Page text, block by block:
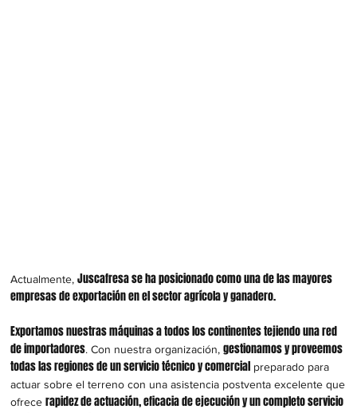
Actualmente,Juscafresa se ha posicionado como una de las mayores
empresas de exportación en el sector agrícola y ganadero.
Exportamos nuestras máquinas a todos los continentes tejiendo una red
de importadores. Con nuestra organización,gestionamos y proveemos
todas las regiones de un servicio técnico y comercial preparado para
actuar sobre el terreno con una asistencia postventa excelente que
ofrecerapidez de actuación, eficacia de ejecución y un completo servicio